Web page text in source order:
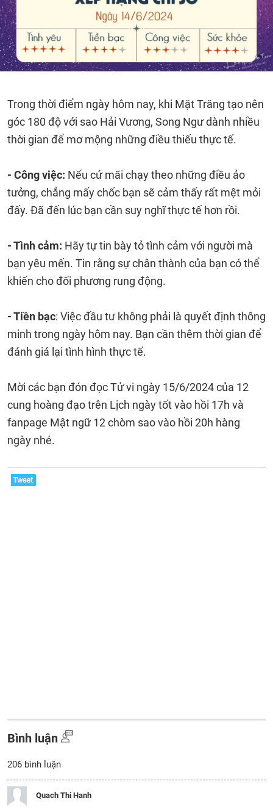
Trong thời điểm ngày hôm nay, khi Mặt Trăng tạo nên
góc 180 độ với sao Hải Vương, Song Ngư dành nhiều
thời gian để mơ mộng những điều thiếu thực tế.
- Công việc: Nếu cứ mãi chạy theo những điều ảo
tưởng, chẳng mấy chốc bạn sẽ cảm thấy rất mệt mỏi
đấy. Đã đến lúc bạn cần suy nghĩ thực tế hơn rồi.
- Tình cảm: Hãy tự tin bày tỏ tình cảm với người mà
bạn yêu mến. Tin rằng sự chân thành của bạn có thể
khiến cho đối phương rung động.
- Tiền bạc: Việc đầu tư không phải là quyết định thông
minh trong ngày hôm nay. Bạn cần thêm thời gian để
đánh giá lại tình hình thực tế.
Mời các bạn đón đọc Tử vi ngày 15/6/2024 của 12
cung hoàng đạo trên Lịch ngày tốt vào hồi 17h và
fanpage Mật ngữ 12 chòm sao vào hồi 20h hàng
ngày nhé.
Bình luận
206 bình luận
Quach Thi Hanh